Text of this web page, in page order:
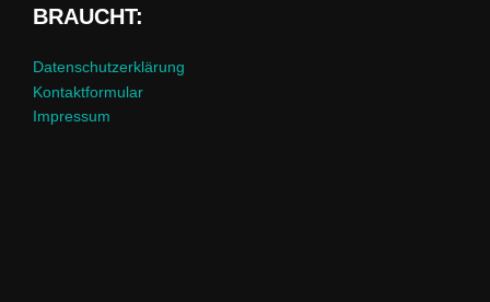
BRAUCHT:
Datenschutzerklärung
Kontaktformular
Impressum